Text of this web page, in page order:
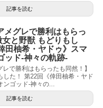
記事を読む
メグレで勝利はもらっ
と野獣 もどりもし
田柚希・ヤドゥ》スマ
ッド-神々の軌跡-
レで勝利はもらったも同然！】
した！ 第22回《倖田柚希・ヤド
ゴッド-神々の...
記事を読む